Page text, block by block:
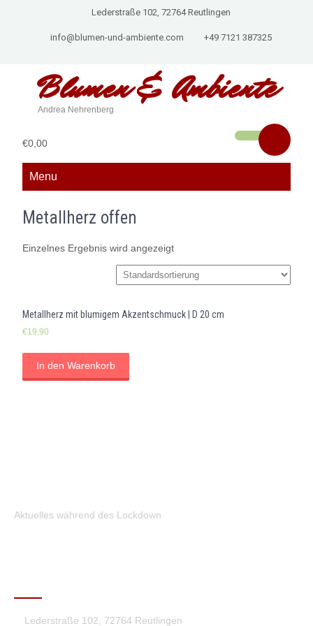
Lederstraße 102, 72764 Reutlingen
info@blumen-und-ambiente.com +49 7121 387325
Blumen &Ambiente
Andrea Nehrenberg
€0,00
Menu
Metallherz offen
Einzelnes Ergebnis wird angezeigt
Metallherz mit blumigem Akzentschmuck | D 20 cm
€19,90
In den Warenkorb
Aktuelles während des Lockdown
Lederstraße 102, 72764 Reutlingen